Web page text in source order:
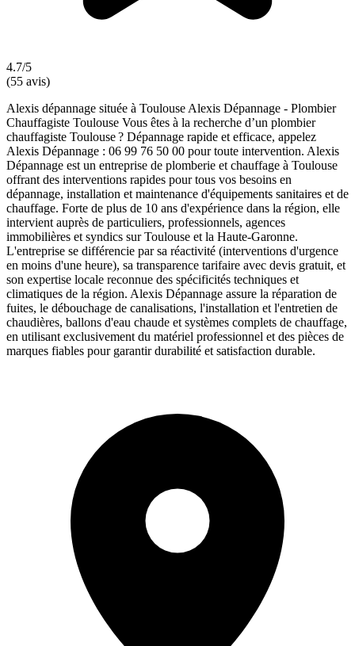
4.7/5
(55 avis)
Alexis dépannage située à Toulouse Alexis Dépannage - Plombier
Chauffagiste Toulouse Vous êtes à la recherche d’un plombier
chauffagiste Toulouse ? Dépannage rapide et efficace, appelez
Alexis Dépannage : 06 99 76 50 00 pour toute intervention. Alexis
Dépannage est un entreprise de plomberie et chauffage à Toulouse
offrant des interventions rapides pour tous vos besoins en
dépannage, installation et maintenance d'équipements sanitaires et de
chauffage. Forte de plus de 10 ans d'expérience dans la région, elle
intervient auprès de particuliers, professionnels, agences
immobilières et syndics sur Toulouse et la Haute-Garonne.
L'entreprise se différencie par sa réactivité (interventions d'urgence
en moins d'une heure), sa transparence tarifaire avec devis gratuit, et
son expertise locale reconnue des spécificités techniques et
climatiques de la région. Alexis Dépannage assure la réparation de
fuites, le débouchage de canalisations, l'installation et l'entretien de
chaudières, ballons d'eau chaude et systèmes complets de chauffage,
en utilisant exclusivement du matériel professionnel et des pièces de
marques fiables pour garantir durabilité et satisfaction durable.